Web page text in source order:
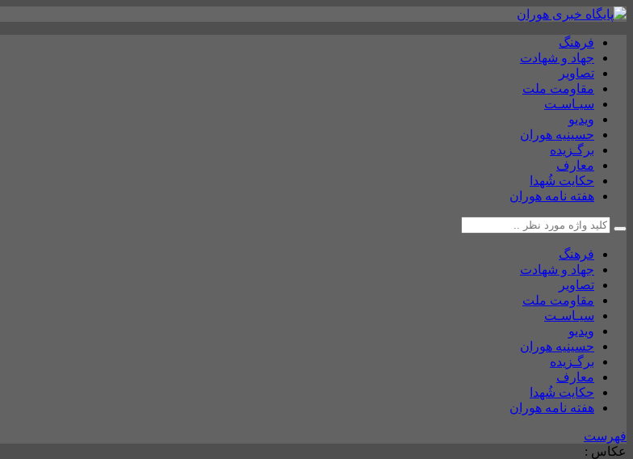
فرهنگ
جهاد و شهادت
تصاویر
مقاومت ملت
سیـاسـت
ویدیو
حسینیه هوران
برگـزیده
معارف
حکایت شُهدا
هفته نامه هوران
فرهنگ
جهاد و شهادت
تصاویر
مقاومت ملت
سیـاسـت
ویدیو
حسینیه هوران
برگـزیده
معارف
حکایت شُهدا
هفته نامه هوران
فهرست
عکاس :